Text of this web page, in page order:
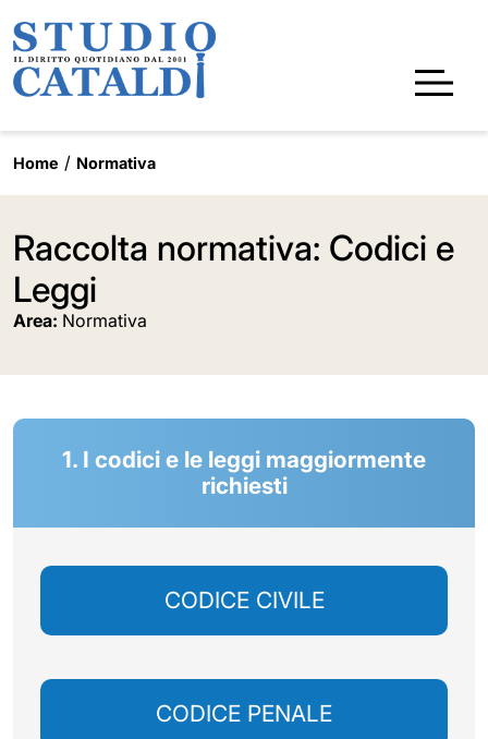
Home Normativa
Raccolta normativa: Codici e
Leggi
Area: Normativa
1. I codici e le leggi maggiormente
richiesti
CODICE CIVILE
CODICE PENALE